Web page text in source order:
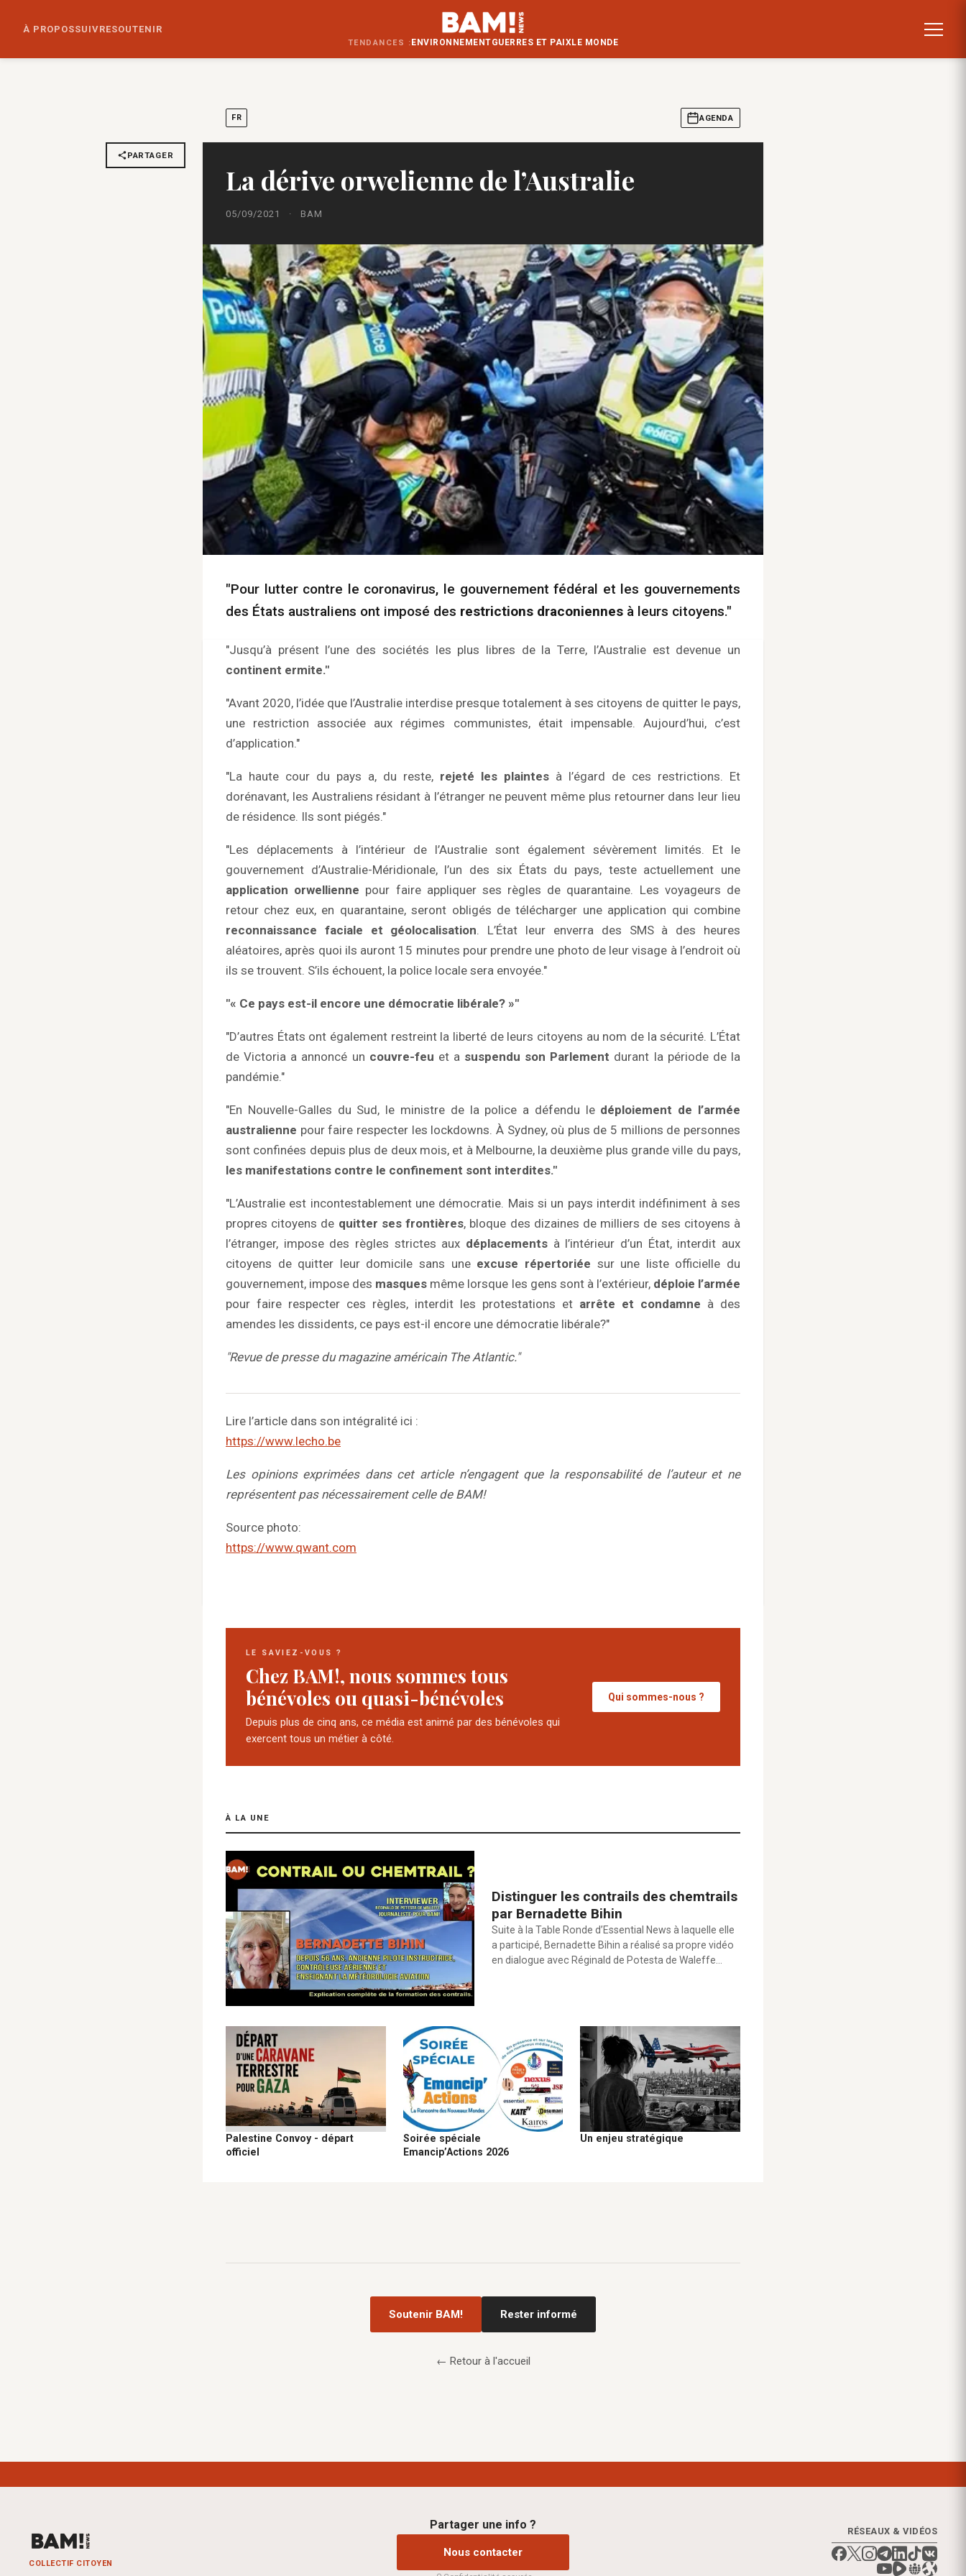
À PROPOSSUIVRESOUTENIR
TENDANCES : ENVIRONNEMENTGUERRES ET PAIXLE MONDE
FR AGENDA
PARTAGER
La dérive orwelienne de l’Australie
05/09/2021 · BAM
"Pour lutter contre le coronavirus, le gouvernement fédéral et les gouvernements
des États australiens ont imposé des restrictions draconiennes à leurs citoyens."
"Jusqu’à présent l’une des sociétés les plus libres de la Terre, l’Australie est devenue un
continent ermite."
"Avant 2020, l’idée que l’Australie interdise presque totalement à ses citoyens de quitter le pays,
une restriction associée aux régimes communistes, était impensable. Aujourd’hui, c’est
d’application."
"La haute cour du pays a, du reste, rejeté les plaintes à l’égard de ces restrictions. Et
dorénavant, les Australiens résidant à l’étranger ne peuvent même plus retourner dans leur lieu
de résidence. Ils sont piégés."
"Les déplacements à l’intérieur de l’Australie sont également sévèrement limités. Et le
gouvernement d’Australie-Méridionale, l’un des six États du pays, teste actuellement une
application orwellienne pour faire appliquer ses règles de quarantaine. Les voyageurs de
retour chez eux, en quarantaine, seront obligés de télécharger une application qui combine
reconnaissance faciale et géolocalisation. L’État leur enverra des SMS à des heures
aléatoires, après quoi ils auront 15 minutes pour prendre une photo de leur visage à l’endroit où
ils se trouvent. S’ils échouent, la police locale sera envoyée."
"« Ce pays est-il encore une démocratie libérale? »"
"D’autres États ont également restreint la liberté de leurs citoyens au nom de la sécurité. L’État
de Victoria a annoncé un couvre-feu et a suspendu son Parlement durant la période de la
pandémie."
"En Nouvelle-Galles du Sud, le ministre de la police a défendu le déploiement de l’armée
australienne pour faire respecter les lockdowns. À Sydney, où plus de 5 millions de personnes
sont confinées depuis plus de deux mois, et à Melbourne, la deuxième plus grande ville du pays,
les manifestations contre le confinement sont interdites."
"L’Australie est incontestablement une démocratie. Mais si un pays interdit indéfiniment à ses
propres citoyens de quitter ses frontières, bloque des dizaines de milliers de ses citoyens à
l’étranger, impose des règles strictes aux déplacements à l’intérieur d’un État, interdit aux
citoyens de quitter leur domicile sans une excuse répertoriée sur une liste officielle du
gouvernement, impose des masques même lorsque les gens sont à l’extérieur, déploie l’armée
pour faire respecter ces règles, interdit les protestations et arrête et condamne à des
amendes les dissidents, ce pays est-il encore une démocratie libérale?"
"Revue de presse du magazine américain The Atlantic."
Lire l’article dans son intégralité ici :
https://www.lecho.be
Les opinions exprimées dans cet article n’engagent que la responsabilité de l’auteur et ne
représentent pas nécessairement celle de BAM!
Source photo:
https://www.qwant.com
LE SAVIEZ-VOUS ?
Chez BAM!, nous sommes tous
bénévoles ou quasi-bénévoles
Depuis plus de cinq ans, ce média est animé par des bénévoles qui
exercent tous un métier à côté.
Qui sommes-nous ?
À LA UNE
Distinguer les contrails des chemtrails
par Bernadette Bihin
Suite à la Table Ronde d’Essential News à laquelle elle
a participé, Bernadette Bihin a réalisé sa propre vidéo
en dialogue avec Réginald de Potesta de Waleffe…
Palestine Convoy - départ
officiel
Soirée spéciale
Emancip’Actions 2026
Un enjeu stratégique
Soutenir BAM! Rester informé
← Retour à l'accueil
COLLECTIF CITOYEN
Partager une info ?
Nous contacter
RÉSEAUX & VIDÉOS